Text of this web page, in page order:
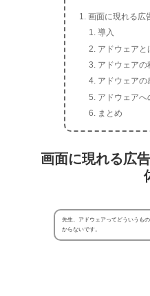
画面に現れる広
導入
アドウェアと
アドウェアの
アドウェアの
アドウェアへ
まとめ
画面に現れる広
先生、アドウェアってどういうも
からないです。